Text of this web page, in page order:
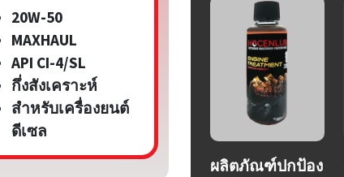
20W-50
MAXHAUL
API CI-4/SL
กึ่งสังเคราะห์
สำหรับเครื่องยนต์
ดีเซล
ผลิตภัณฑ์ปกป้อง